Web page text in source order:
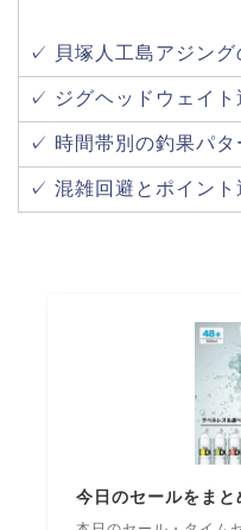
✓ 貝塚人工島アジング
✓ ジグヘッドウェイト
✓ 時間帯別の釣果パタ
✓ 混雑回避とポイント
今日のセールをまと